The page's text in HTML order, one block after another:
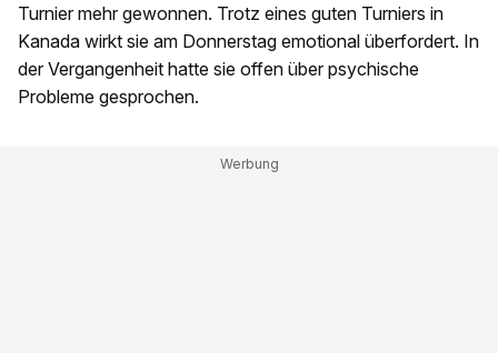
Turnier mehr gewonnen. Trotz eines guten Turniers in
Kanada wirkt sie am Donnerstag emotional überfordert. In
der Vergangenheit hatte sie offen über psychische
Probleme gesprochen.